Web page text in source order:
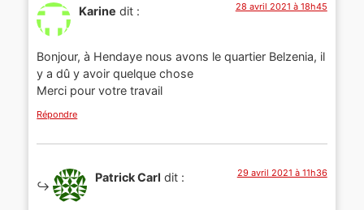
Karine dit : 28 avril 2021 à 18h45
Bonjour, à Hendaye nous avons le quartier Belzenia, il
y a dû y avoir quelque chose
Merci pour votre travail
Répondre
Patrick Carl dit : 29 avril 2021 à 11h36